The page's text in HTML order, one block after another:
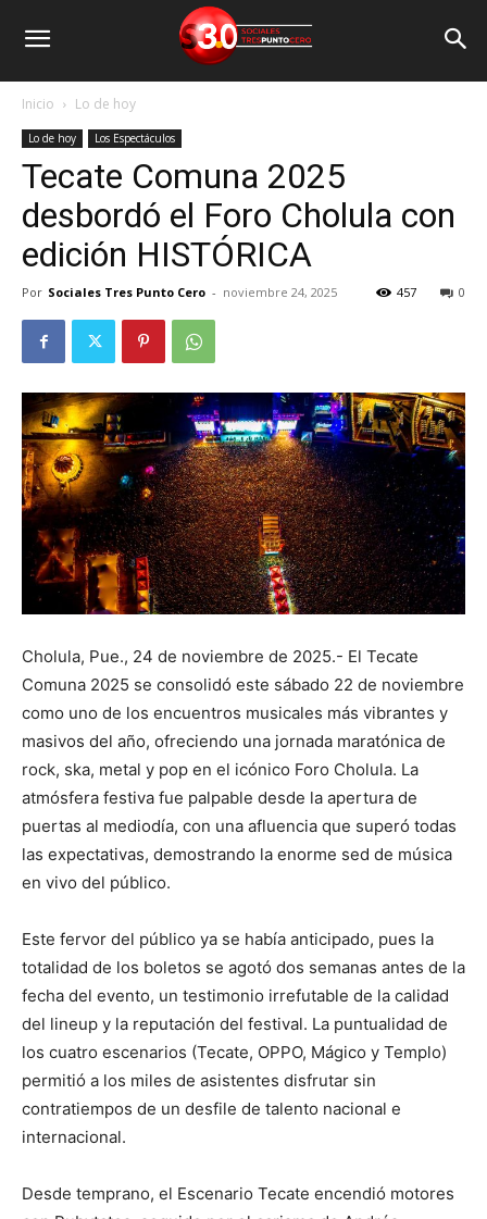
Inicio Lo de hoy
Lo de hoy Los Espectáculos
Tecate Comuna 2025
desbordó el Foro Cholula con
edición HISTÓRICA
Por Sociales Tres Punto Cero - noviembre 24, 2025 0
457
Cholula, Pue., 24 de noviembre de 2025.- El Tecate
Comuna 2025 se consolidó este sábado 22 de noviembre
como uno de los encuentros musicales más vibrantes y
masivos del año, ofreciendo una jornada maratónica de
rock, ska, metal y pop en el icónico Foro Cholula. La
atmósfera festiva fue palpable desde la apertura de
puertas al mediodía, con una afluencia que superó todas
las expectativas, demostrando la enorme sed de música
en vivo del público.
Este fervor del público ya se había anticipado, pues la
totalidad de los boletos se agotó dos semanas antes de la
fecha del evento, un testimonio irrefutable de la calidad
del lineup y la reputación del festival. La puntualidad de
los cuatro escenarios (Tecate, OPPO, Mágico y Templo)
permitió a los miles de asistentes disfrutar sin
contratiempos de un desfile de talento nacional e
internacional.
Desde temprano, el Escenario Tecate encendió motores